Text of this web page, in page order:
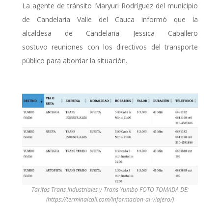
La agente de tránsito Maryuri Rodríguez del municipio
de Candelaria Valle del Cauca informó que la
alcaldesa de Candelaria Jessica Caballero
sostuvo reuniones con los directivos del transporte
público para abordar la situación.
Tarifas Trans Industriales y Trans Yumbo FOTO TOMADA DE:
(https://terminalcali.com/informacion-al-viajero/)